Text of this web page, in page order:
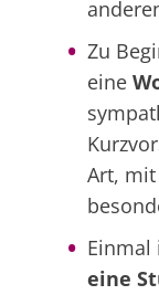
Zu
eine
Art,
eine